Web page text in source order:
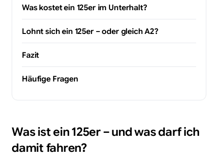
Was kostet ein 125er im Unterhalt?
Lohnt sich ein 125er – oder gleich A2?
Fazit
Häufige Fragen
Was ist ein 125er – und was darf ich
damit fahren?